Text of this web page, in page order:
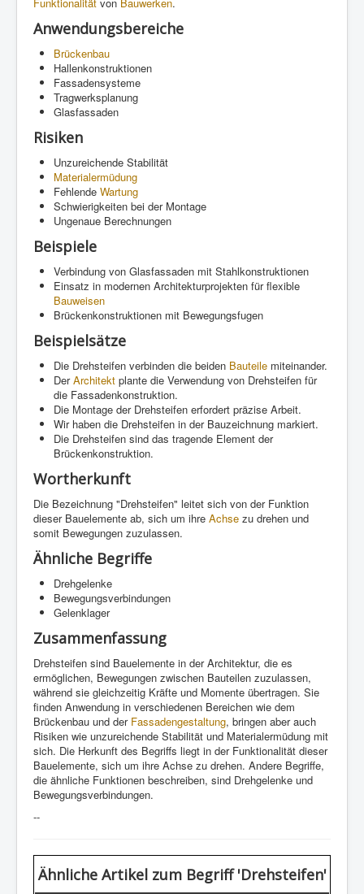
Anwendungsbereiche
Brückenbau
Hallenkonstruktionen
Fassadensysteme
Tragwerksplanung
Glasfassaden
Risiken
Unzureichende Stabilität
Materialermüdung
Fehlende Wartung
Schwierigkeiten bei der Montage
Ungenaue Berechnungen
Beispiele
Verbindung von Glasfassaden mit Stahlkonstruktionen
Einsatz in modernen Architekturprojekten für flexible
Bauweisen
Brückenkonstruktionen mit Bewegungsfugen
Beispielsätze
Die Drehsteifen verbinden die beiden Bauteile miteinander.
DerArchitekt plante die Verwendung von Drehsteifen für
die Fassadenkonstruktion.
Die Montage der Drehsteifen erfordert präzise Arbeit.
Wir haben die Drehsteifen in der Bauzeichnung markiert.
Die Drehsteifen sind das tragende Element der
Brückenkonstruktion.
Wortherkunft
Die Bezeichnung "Drehsteifen" leitet sich von der Funktion
dieser Bauelemente ab, sich um ihre Achse zu drehen und
somit Bewegungen zuzulassen.
Ähnliche Begriffe
Drehgelenke
Bewegungsverbindungen
Gelenklager
Zusammenfassung
Drehsteifen sind Bauelemente in der Architektur, die es
ermöglichen, Bewegungen zwischen Bauteilen zuzulassen,
während sie gleichzeitig Kräfte und Momente übertragen. Sie
finden Anwendung in verschiedenen Bereichen wie dem
Brückenbau und der Fassadengestaltung, bringen aber auch
Risiken wie unzureichende Stabilität und Materialermüdung mit
sich. Die Herkunft des Begriffs liegt in der Funktionalität dieser
Bauelemente, sich um ihre Achse zu drehen. Andere Begriffe,
die ähnliche Funktionen beschreiben, sind Drehgelenke und
Bewegungsverbindungen.
--
Ähnliche Artikelzum Begriff 'Drehsteifen'